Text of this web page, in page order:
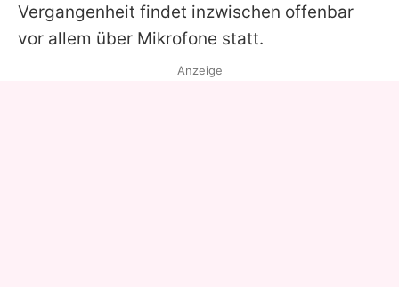
Vergangenheit findet inzwischen offenbar
vor allem über Mikrofone statt.
Anzeige